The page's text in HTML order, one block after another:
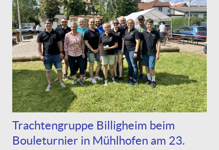
Trachtengruppe Billigheim beim
Bouleturnier in Mühlhofen am 23.